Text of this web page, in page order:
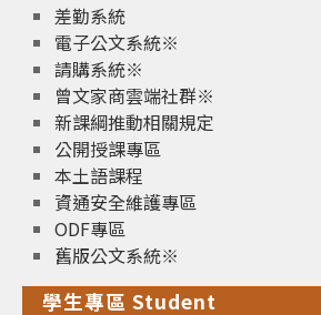
差勤系統
電子公文系統※
請購系統※
曾文家商雲端社群※
新課綱推動相關規定
公開授課專區
本土語課程
資通安全維護專區
ODF專區
舊版公文系統※
學生專區 Student